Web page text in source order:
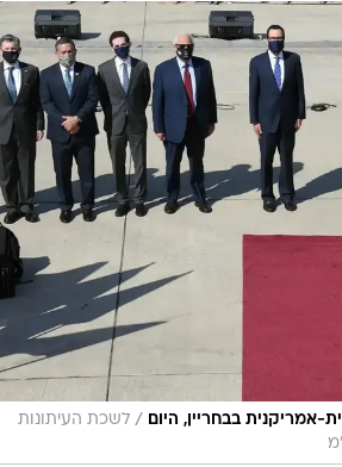
בבחריין, היום / לשכת העיתונות